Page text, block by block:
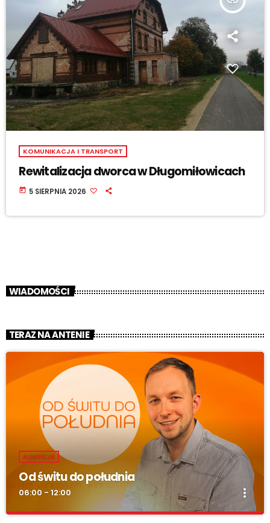
KOMUNIKACJA I TRANSPORT
Rewitalizacja dworca w Długomiłowicach
today 5 SIERPNIA 2026
WIADOMOŚCI
TERAZ NA ANTENIE
AUDYCJE
Od świtu do południa
06:00 - 12:00 more_vert